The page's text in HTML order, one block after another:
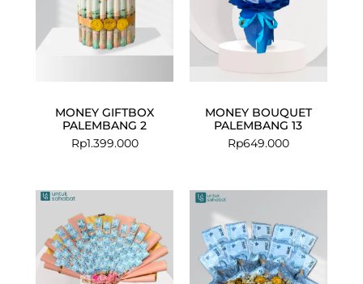
MONEY GIFTBOX
PALEMBANG 2
Rp1.399.000
MONEY BOUQUET
PALEMBANG 13
Rp649.000